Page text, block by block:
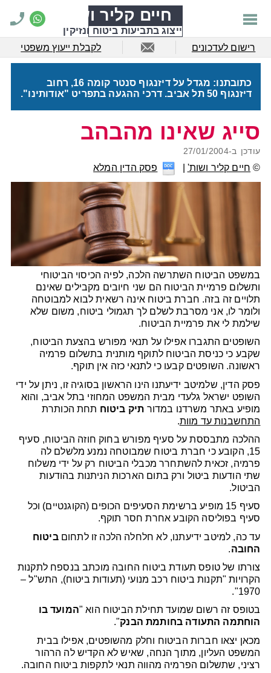
חיים קליר ושות'
ייצוג בתביעות ביטוח ונזיקין
רישום לעדכונים
לקבלת ייעוץ משפטי
כתובתנו: מגדל על דיזנגוף סנטר קומה 16, רחוב
דיזנגוף 50 תל אביב. דרכי ההגעה בתפריט "אודותינו".
סייג שאינו מהבהב
עודכן ב-27/01/2004
© חיים קליר ושות' פסק הדין המלא
במשפט הביטוח השתרשה הלכה, לפיה הכיסוי הביטוחי
ותשלום פרמיית הביטוח הם שני חיובים מקבילים שאינם
תלויים זה בזה. חברת ביטוח אינה רשאית לבוא למבוטחה
ולומר לו, אני מסרבת לשלם לך תגמולי ביטוח, משום שלא
שילמת לי את פרמיית הביטוח.
השופטים התגברו אפילו על תנאי מפורש בהצעת הביטוח,
שקבע כי כניסת הביטוח לתוקף מותנית בתשלום פרמיה
ראשונה. השופטים קבעו כי לתנאי כזה אין תוקף.
פסק הדין, שלמיטב ידיעתנו הינו הראשון בסוגיה זו, ניתן על ידי
השופט ישראל גלעדי מבית המשפט המחוזי בתל אביב, והוא
מופיע באתר משרדנו במדור תיק ביטוח תחת הכותרת
התחשבנות עד מוות.
ההלכה מתבססת על סעיף מפורש בחוק חוזה הביטוח, סעיף
15, הקובע כי חברת ביטוח שמבוטחה נמנע מלשלם לה
פרמיה, זכאית להשתחרר מכבלי הביטוח רק על ידי משלוח
שתי הודעות ביטול ורק בתום הארכות הניתנות בהודעות
הביטול.
סעיף 15 מופיע ברשימת הסעיפים הכופים (הקוגנטיים) וכל
סעיף בפוליסה הקובע אחרת חסר תוקף.
עד כה, למיטב ידיעתנו, לא חלחלה הלכה זו לתחוםביטוח
החובה.
צורתו של טופס תעודת ביטוח החובה מוכתב בנספח לתקנות
הקרויות "תקנות ביטוח רכב מנועי (תעודות ביטוח), התש"ל –
1970".
בטופס זה רשום שמועד תחילת הביטוח הוא "המועד בו
הוחתמה התעודה בחותמת הבנק".
מכאן יצאו חברות הביטוח וחלק מהשופטים, אפילו בבית
המשפט העליון, מתוך הנחה, שאיש לא הקדיש לה הרהור
רציני, שתשלום הפרמיה מהווה תנאי לתקפות ביטוח החובה.